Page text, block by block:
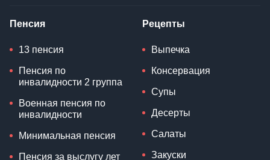
Пенсия
13 пенсия
Пенсия по
инвалидности 2 группа
Военная пенсия по
инвалидности
Минимальная пенсия
Пенсия за выслугу лет
Рецепты
Выпечка
Консервация
Супы
Десерты
Салаты
Закуски